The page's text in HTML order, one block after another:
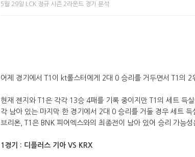
5월 29일 LCK 정규 시즌 2라운드 경기 분석
어제 경기에서 T1이 kt롤스터에게 2대 0 승리를 거두면서 T1의 2
현재 젠지와 T1은 각각 13승 4패를 기록 중이지만 T1의 세트 득
각 남아 있는 마지막 한 경기에서 2대 0 승리를 거둘 경우 세트
브리온, T1은 BNK 피어엑스와의 최종전이 남아 있어 승리 가능성
1경기 : 디플러스 기아 VS KRX